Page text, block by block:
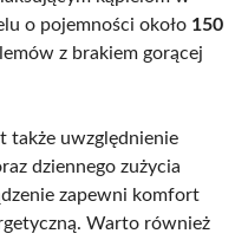
o pojemności około 150
z brakiem gorącej
także uwzględnienie
dziennego zużycia
zapewni komfort
Warto również